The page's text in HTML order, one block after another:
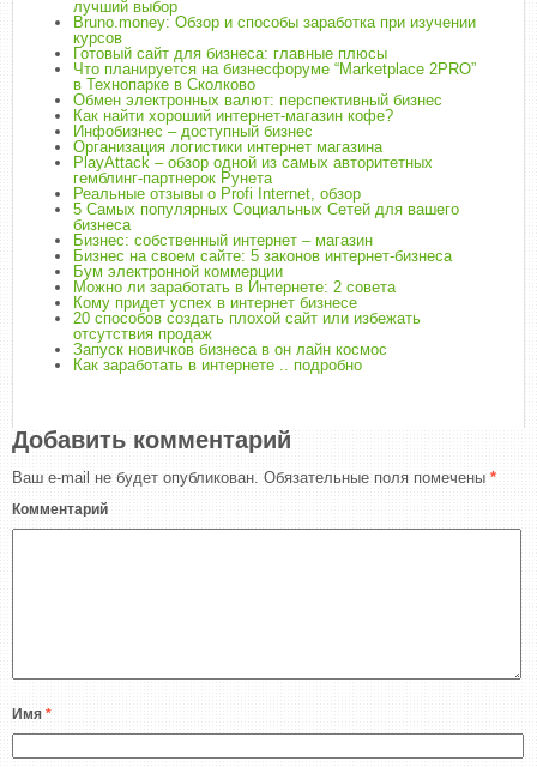
лучший выбор
Bruno.money: Обзор и способы заработка при изучении
курсов
Готовый сайт для бизнеса: главные плюсы
Что планируется на бизнесфоруме “Marketplace 2PRO”
в Технопарке в Сколково
Обмен электронных валют: перспективный бизнес
Как найти хороший интернет-магазин кофе?
Инфобизнес – доступный бизнес
Организация логистики интернет магазина
PlayAttack – обзор одной из самых авторитетных
гемблинг-партнерок Рунета
Реальные отзывы о Profi Internet, обзор
5 Самых популярных Социальных Сетей для вашего
бизнеса
Бизнес: собственный интернет – магазин
Бизнес на своем сайте: 5 законов интернет-бизнеса
Бум электронной коммерции
Можно ли заработать в Интернете: 2 совета
Кому придет успех в интернет бизнесе
20 способов создать плохой сайт или избежать
отсутствия продаж
Запуск новичков бизнеса в он лайн космос
Как заработать в интернете .. подробно
Добавить комментарий
Ваш e-mail не будет опубликован. Обязательные поля помечены *
Комментарий
Имя *